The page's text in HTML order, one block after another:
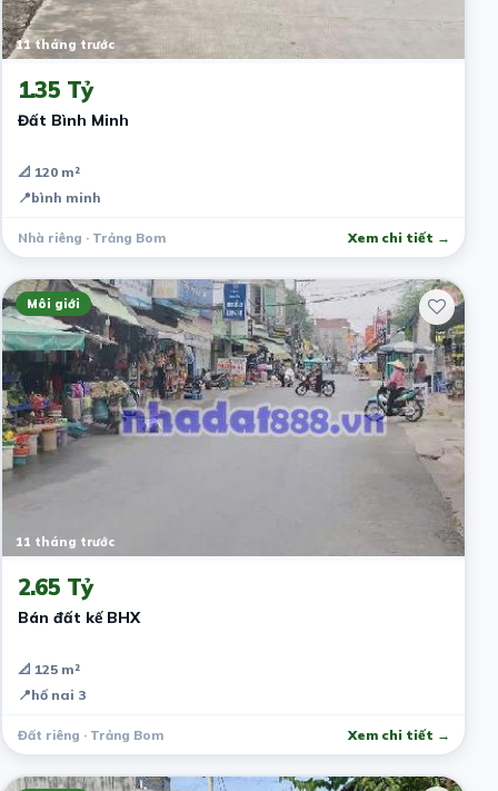
11 tháng trước
1.35 Tỷ
Đất Bình Minh
📐 120 m²
📍bình minh
Nhà riêng · Trảng Bom Xem chi tiết →
Môi giới
11 tháng trước
2.65 Tỷ
Bán đất kế BHX
📐 125 m²
📍hố nai 3
Đất riêng · Trảng Bom Xem chi tiết →